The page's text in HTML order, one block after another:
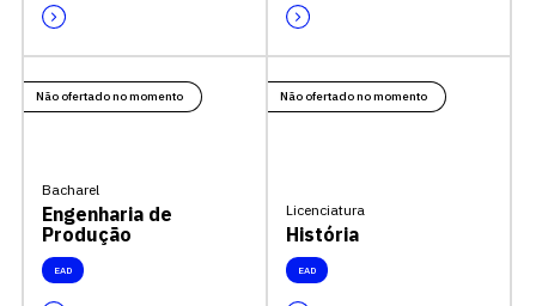
Não ofertado no momento
Bacharel
Engenharia de
Produção
EAD
Não ofertado no momento
Licenciatura
História
EAD